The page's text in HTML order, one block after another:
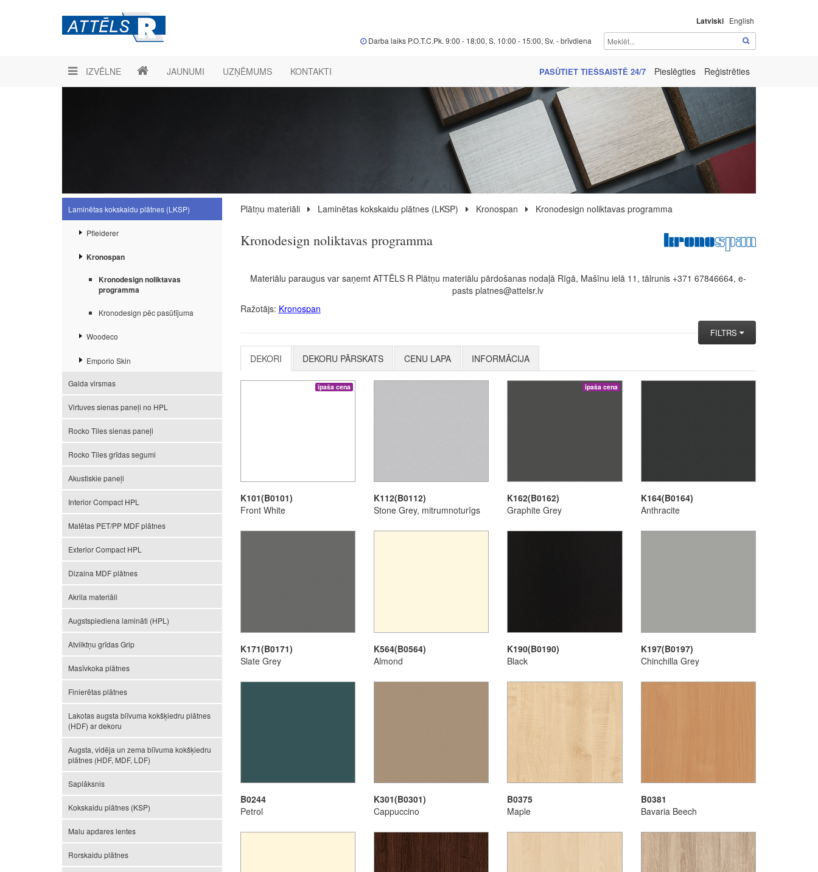
Latviski English
Darba laiks P.O.T.C.Pk. 9:00 - 18:00, S. 10:00 - 15:00, Sv. - brīvdiena
IZVĒLNE JAUNUMI UZŅĒMUMS KONTAKTI PASŪTIET TIEŠSAISTĒ 24/7 Pieslēgties Reģistrēties
Laminētas kokskaidu plātnes (LKSP)
Pfleiderer
Kronospan
Kronodesign noliktavas
programma
Kronodesign pēc pasūtījuma
Woodeco
Emporio Skin
Galda virsmas
Virtuves sienas paneļi no HPL
Rocko Tiles sienas paneļi
Rocko Tiles grīdas segumi
Akustiskie paneļi
Interior Compact HPL
Matētas PET/PP MDF plātnes
Exterior Compact HPL
Dizaina MDF plātnes
Akrila materiāli
Augstspiediena lamināti (HPL)
Atvilktņu grīdas Grip
Masīvkoka plātnes
Finierētas plātnes
Lakotas augsta blīvuma kokšķiedru plātnes
(HDF) ar dekoru
Augsta, vidēja un zema blīvuma kokšķiedru
plātnes (HDF, MDF, LDF)
Saplāksnis
Kokskaidu plātnes (KSP)
Malu apdares lentes
Rorskaidu plātnes
Plātņu materiāli Laminētas kokskaidu plātnes (LKSP) Kronospan Kronodesign noliktavas programma
Kronodesign noliktavas programma
Materiālu paraugus var saņemt ATTĒLS R Plātņu materiālu pārdošanas nodaļā Rīgā, Mašīnu ielā 11, tālrunis +371 67846664, e-
pasts platnes@attelsr.lv
Ražotājs: Kronospan
FILTRS
DEKORI DEKORU PĀRSKATS CENU LAPA INFORMĀCIJA
īpaša cena
K101(B0101)
Front White
K112(B0112)
Stone Grey, mitrumnoturīgs
īpaša cena
K162(B0162)
Graphite Grey
K164(B0164)
Anthracite
K171(B0171)
Slate Grey
K564(B0564)
Almond
K190(B0190)
Black
K197(B0197)
Chinchilla Grey
B0244
Petrol
K301(B0301)
Cappuccino
B0375
Maple
B0381
Bavaria Beech